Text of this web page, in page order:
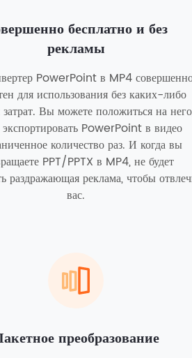
бесплатно и без
рекламы
PowerPoint в MP4
для использования без каких-либо
Вы можете положиться на
PowerPoint в видео
количество раз. И когда вы
PPT/PPTX в MP4, не будет
раздражающая реклама, чтобы
вас.
преобразование